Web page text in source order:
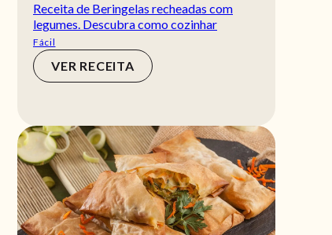
Receita de Beringelas recheadas com
legumes. Descubra como cozinhar
Fácil
VER RECEITA